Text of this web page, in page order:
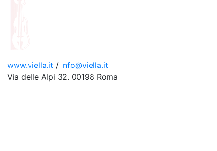
www.viella.it / info@viella.it
Via delle Alpi 32. 00198 Roma